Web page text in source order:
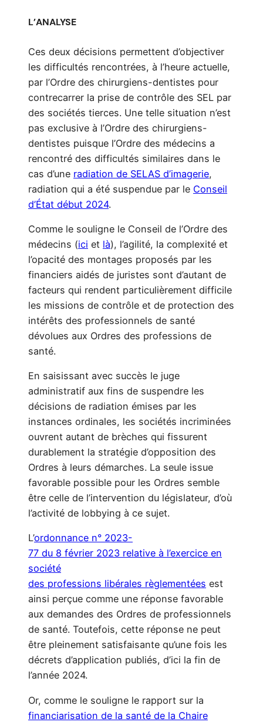
L’ANALYSE
Ces deux décisions permettent d’objectiver
les difficultés rencontrées, à l’heure actuelle,
par l’Ordre des chirurgiens-dentistes pour
contrecarrer la prise de contrôle des SEL par
des sociétés tierces. Une telle situation n’est
pas exclusive à l’Ordre des chirurgiens-
dentistes puisque l’Ordre des médecins a
rencontré des difficultés similaires dans le
cas d’une radiation de SELAS d’imagerie,
radiation qui a été suspendue par le Conseil
d’État début 2024.
Comme le souligne le Conseil de l’Ordre des
médecins (ici et là), l’agilité, la complexité et
l’opacité des montages proposés par les
financiers aidés de juristes sont d’autant de
facteurs qui rendent particulièrement difficile
les missions de contrôle et de protection des
intérêts des professionnels de santé
dévolues aux Ordres des professions de
santé.
En saisissant avec succès le juge
administratif aux fins de suspendre les
décisions de radiation émises par les
instances ordinales, les sociétés incriminées
ouvrent autant de brèches qui fissurent
durablement la stratégie d’opposition des
Ordres à leurs démarches. La seule issue
favorable possible pour les Ordres semble
être celle de l’intervention du législateur, d’où
l’activité de lobbying à ce sujet.
L’ordonnance n° 2023-
77 du 8 février 2023 relative à l’exercice en
société
des professions libérales règlementées est
ainsi perçue comme une réponse favorable
aux demandes des Ordres de professionnels
de santé. Toutefois, cette réponse ne peut
être pleinement satisfaisante qu’une fois les
décrets d’application publiés, d’ici la fin de
l’année 2024.
Or, comme le souligne le rapport sur la
financiarisation de la santé de la Chaire